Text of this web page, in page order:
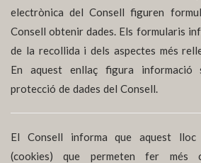
electrònica del Consell figuren
Consell obtenir dades. Els formularis
de la recollida i dels aspectes més
En aquest enllaç figura
protecció de dades del Consell.
El Consell informa que aquest
(cookies) que permeten fer més